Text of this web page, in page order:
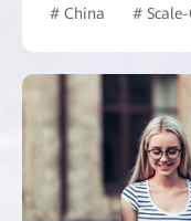
# China #